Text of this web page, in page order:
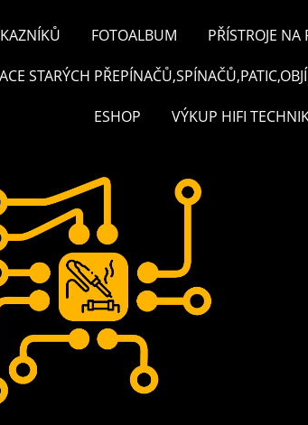
FOTOALBUM PŘÍSTROJE NA
STARÝCH
ESHOP VÝKUP HIFI